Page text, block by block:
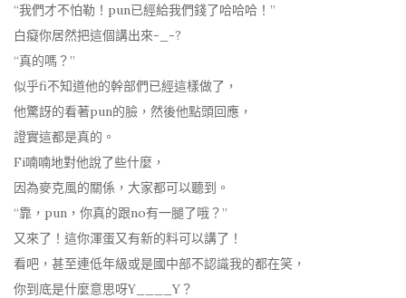
“我們才不怕勒！pun已經給我們錢了哈哈哈！”
白癡你居然把這個講出來-_-?
“真的嗎？”
似乎fi不知道他的幹部們已經這樣做了，
他驚訝的看著pun的臉，然後他點頭回應，
證實這都是真的。
Fi喃喃地對他說了些什麼，
因為麥克風的關係，大家都可以聽到。
“靠，pun，你真的跟no有一腿了哦？”
又來了！這你渾蛋又有新的料可以講了！
看吧，甚至連低年級或是國中部不認識我的都在笑，
你到底是什麼意思呀Y____Y？